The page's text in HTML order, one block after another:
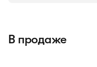
В продаже